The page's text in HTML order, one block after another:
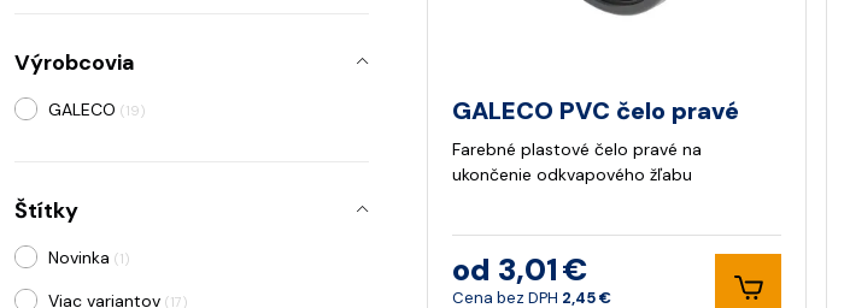
Výrobcovia
GALECO (19)
Štítky
Novinka (1)
Viac variantov (17)
GALECO PVC čelo pravé
Farebné plastové čelo pravé na
ukončenie odkvapového žľabu
od 3,01 €
Cena bez DPH 2,45 €